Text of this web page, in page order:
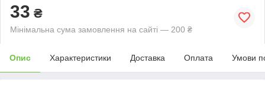
33 ₴
Мінімальна сума замовлення на сайті — 200 ₴
Опис Характеристики Доставка Оплата Умови